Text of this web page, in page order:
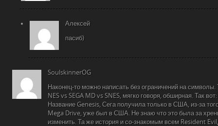
Алексей
пасиб)
SoulskinnerOG
Наконец-то можно написать без ограничений на
NES vs SEGA MD vs SNES, мягко говоря, обширная. Так вот:
Название Genesis, Сега получила только в США, из-за
Mega Drive, уже был в США. Не знаю что это была за
изменить. Та же история и со-знакомым всем Resident